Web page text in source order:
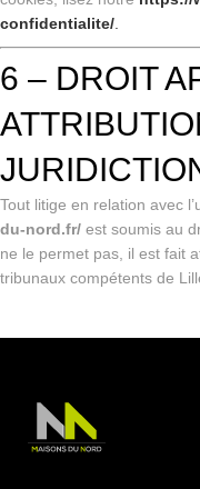
confidentialite/
6 – DROIT
Tout litige en relation avec
du-nord.fr/ est soumis au
ne le permet pas, il est fait
tribunaux compétents de